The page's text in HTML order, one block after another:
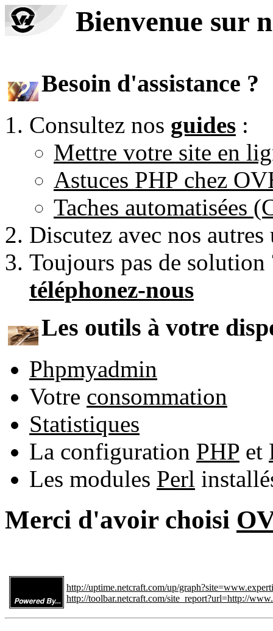
Bienvenue sur
Besoin d'assistance ?
Consultez nos guides :
Mettre votre site en
Astuces PHP chez
Taches automatisées
Discutez avec nos
Toujours pas de
téléphonez-nous
Les outils à votre
Phpmyadmin
Votre consommation
Statistiques
La configuration PHP et
Les modules Perl
Merci d'avoir choisi
http://uptime.netcraft.com/up/
http://toolbar.netcraft.com/site_report?url=http://